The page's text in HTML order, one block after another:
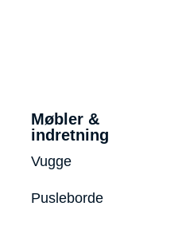
Møbler &
indretning
Vugge
Pusleborde